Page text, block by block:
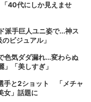
40代にしか見えませ
派手巨人ユニ姿で...神ス
ビジュアル」
色気ダダ漏れ...変わらぬ
「美しすぎ」
手と2ショット 「メチャ
女」話題に